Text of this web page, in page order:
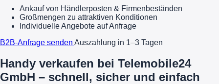
Ankauf von Händlerposten & Firmenbeständen
Großmengen zu attraktiven Konditionen
Individuelle Angebote auf Anfrage
B2B-Anfrage senden Auszahlung in 1–3 Tagen
Handy verkaufen bei Telemobile24
GmbH – schnell, sicher und einfach